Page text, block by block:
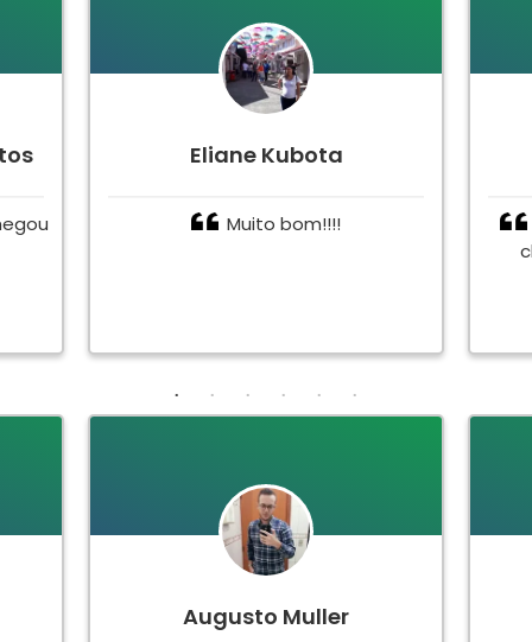
Eliane Kubota
Muito bom!!!!
Augusto Muller